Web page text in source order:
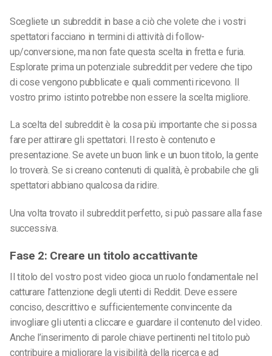
Scegliete un subreddit in base a ciò che volete che i vostri
spettatori facciano in termini di attività di follow-
up/conversione, ma non fate questa scelta in fretta e furia.
Esplorate prima un potenziale subreddit per vedere che tipo
di cose vengono pubblicate e quali commenti ricevono. Il
vostro primo istinto potrebbe non essere la scelta migliore.
La scelta del subreddit è la cosa più importante che si possa
fare per attirare gli spettatori. Il resto è contenuto e
presentazione. Se avete un buon link e un buon titolo, la gente
lo troverà. Se si creano contenuti di qualità, è probabile che gli
spettatori abbiano qualcosa da ridire.
Una volta trovato il subreddit perfetto, si può passare alla fase
successiva.
Fase 2: Creare un titolo accattivante
Il titolo del vostro post video gioca un ruolo fondamentale nel
catturare l’attenzione degli utenti di Reddit. Deve essere
conciso, descrittivo e sufficientemente convincente da
invogliare gli utenti a cliccare e guardare il contenuto del video.
Anche l’inserimento di parole chiave pertinenti nel titolo può
contribuire a migliorare la visibilità della ricerca e ad